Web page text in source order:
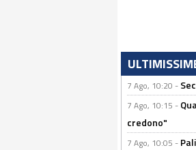
7 Ago, 10:20 -
7 Ago, 10:15 -
credono"
7 Ago, 10:05 -